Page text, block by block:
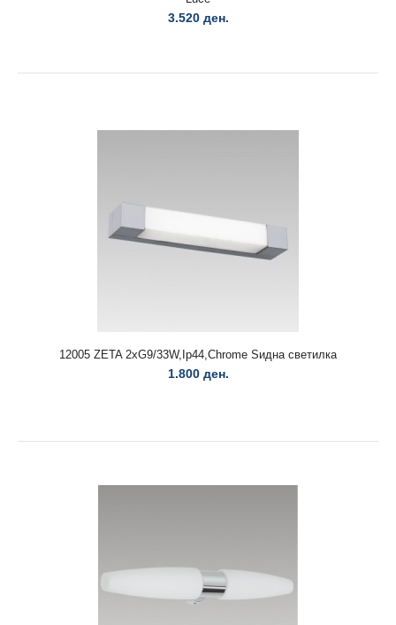
NOVA LUCE..
Luce
3.520 ден.
Плафонска светилка црнa со златно OPSI Nova LuceLED
3.520 ден.
12005 ZETA 2xG9/33W,Ip44,Chrome Ѕидна светилка
1.800 ден.